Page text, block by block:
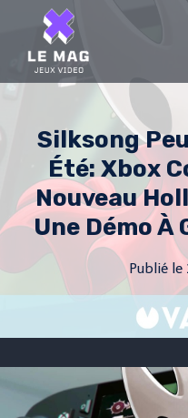
content
Silksong
Été: Xbox
Nouveau
Une Démo À
Publié le